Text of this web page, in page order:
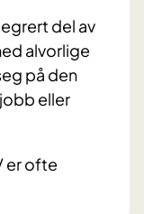
del av
alvorlige
på den
eller
er ofte